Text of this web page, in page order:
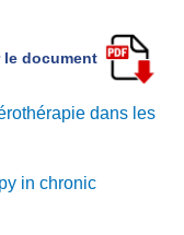
le document
dans les
in chronic